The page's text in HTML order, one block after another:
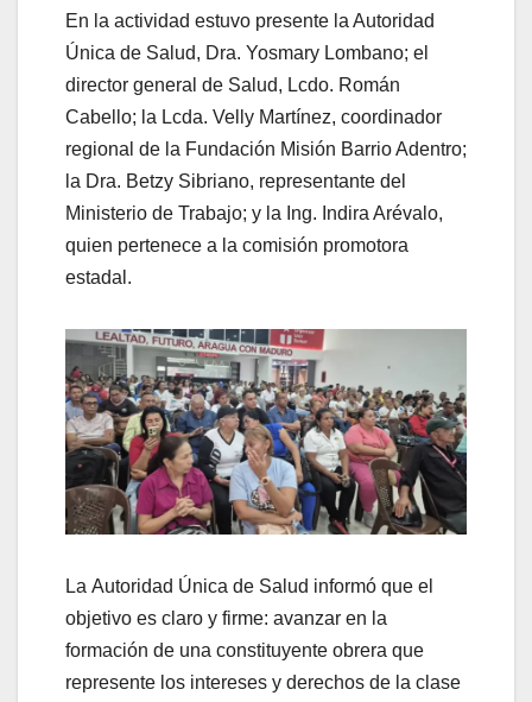
En la actividad estuvo presente la Autoridad
Única de Salud, Dra. Yosmary Lombano; el
director general de Salud, Lcdo. Román
Cabello; la Lcda. Velly Martínez, coordinador
regional de la Fundación Misión Barrio Adentro;
la Dra. Betzy Sibriano, representante del
Ministerio de Trabajo; y la Ing. Indira Arévalo,
quien pertenece a la comisión promotora
estadal.
La Autoridad Única de Salud informó que el
objetivo es claro y firme: avanzar en la
formación de una constituyente obrera que
represente los intereses y derechos de la clase